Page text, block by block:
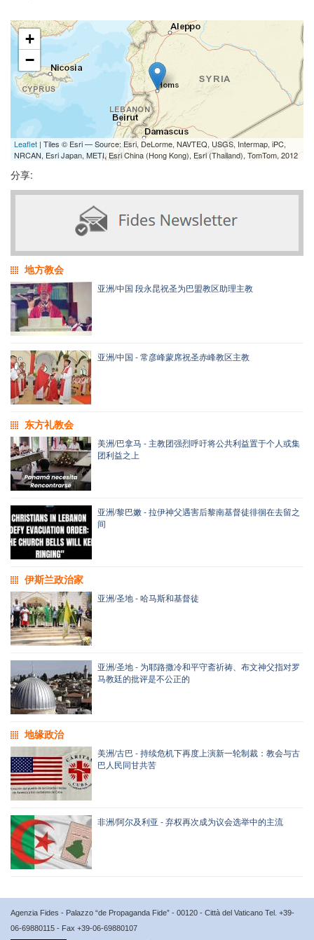
+
−
Leaflet | Tiles © Esri — Source: Esri, DeLorme, NAVTEQ, USGS, Intermap, iPC,
NRCAN, Esri Japan, METI, Esri China (Hong Kong), Esri (Thailand), TomTom, 2012
分享:
地方教会
亚洲/中国 段永昆祝圣为巴盟教区助理主教
亚洲/中国 - 常彦峰蒙席祝圣赤峰教区主教
东方礼教会
美洲/巴拿马 - 主教团强烈呼吁将公共利益置于个人或集
团利益之上
亚洲/黎巴嫩 - 拉伊神父遇害后黎南基督徒徘徊在去留之
间
伊斯兰政治家
亚洲/圣地 - 哈马斯和基督徒
亚洲/圣地 - 为耶路撒冷和平守斋祈祷、布文神父指对罗
马教廷的批评是不公正的
地缘政治
美洲/古巴 - 持续危机下再度上演新一轮制裁：教会与古
巴人民同甘共苦
非洲/阿尔及利亚 - 弃权再次成为议会选举中的主流
Agenzia Fides - Palazzo “de Propaganda Fide” - 00120 - Città del Vaticano Tel. +39-
06-69880115 - Fax +39-06-69880107